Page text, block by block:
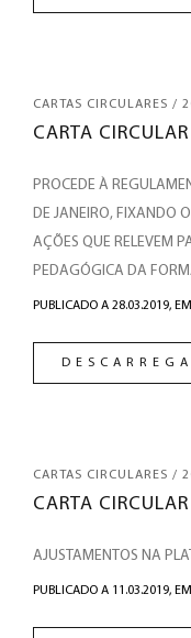
CARTAS CIRCULARES /
CARTA
PROCEDE À
DE JANEIRO, FIXANDO
AÇÕES QUE RELEVEM
PEDAGÓGICA DA
PUBLICADO A 28.03.2019,
CARTAS CIRCULARES /
CARTA
AJUSTAMENTOS NA
PUBLICADO A 11.03.2019,